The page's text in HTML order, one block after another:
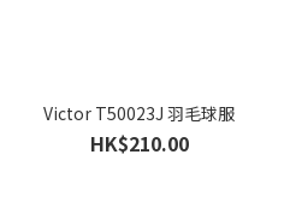
Victor T50023J 羽毛球服
HK$210.00